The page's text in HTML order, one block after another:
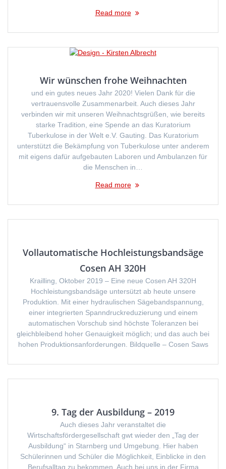
Read more
Wir wünschen frohe Weihnachten
und ein gutes neues Jahr 2020! Vielen Dank für die
vertrauensvolle Zusammenarbeit. Auch dieses Jahr
verbinden wir mit unseren Weihnachtsgrüßen, wie bereits
starke Tradition, eine Spende an das Kuratorium
Tuberkulose in der Welt e.V. Gauting. Das Kuratorium
unterstützt die Bekämpfung von Tuberkulose unter anderem
mit eigens dafür aufgebauten Laboren und Ambulanzen für
die Menschen in…
Read more
Vollautomatische Hochleistungsbandsäge
Cosen AH 320H
Krailling, Oktober 2019 – Eine neue Cosen AH 320H
Hochleistungsbandsäge untersützt ab heute unsere
Produktion. Mit einer hydraulischen Sägebandspannung,
einer integrierten Spanndruckreduzierung und einem
automatischen Vorschub sind höchste Toleranzen bei
gleichbleibend hoher Genauigkeit möglich; und das auch bei
hohen Produktionsanforderungen. Bildquelle – Cosen Saws
9. Tag der Ausbildung – 2019
Auch dieses Jahr veranstaltet die
Wirtschaftsfördergesellschaft gwt wieder den „Tag der
Ausbildung“ in Starnberg und Umgebung. Hier haben
Schülerinnen und Schüler die Möglichkeit, Einblicke in den
Berufsalltag zu bekommen. Auch bei uns in der Firma